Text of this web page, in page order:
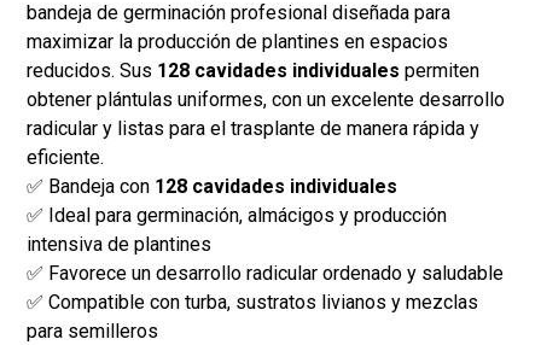
bandeja de germinación profesional diseñada para
maximizar la producción de plantines en espacios
reducidos. Sus 128 cavidades individuales permiten
obtener plántulas uniformes, con un excelente desarrollo
radicular y listas para el trasplante de manera rápida y
eficiente.
✅ Bandeja con 128 cavidades individuales
✅ Ideal para germinación, almácigos y producción
intensiva de plantines
✅ Favorece un desarrollo radicular ordenado y saludable
✅ Compatible con turba, sustratos livianos y mezclas
para semilleros